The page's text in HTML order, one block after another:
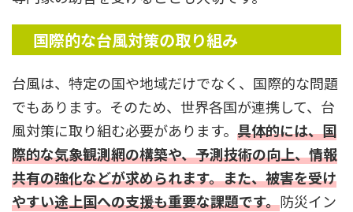
国際的な台風対策の取り組み
台風は、特定の国や地域だけでなく、国際的な問題
でもあります。そのため、世界各国が連携して、台
風対策に取り組む必要があります。 具体的には、国
際的な気象観測網の構築や、予測技術の向上、情報
共有の強化などが求められます。また、被害を受け
やすい途上国への支援も重要な課題です。防災イン